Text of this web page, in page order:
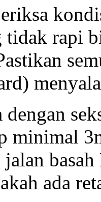
tidak rapi
dengan
minimal
ada